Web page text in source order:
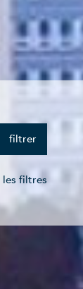
filtrer
filtres